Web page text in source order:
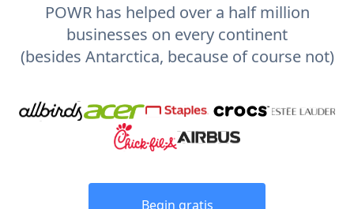
POWR has helped over a half million
businesses on every continent
(besides Antarctica, because of course not)
Begin gratis